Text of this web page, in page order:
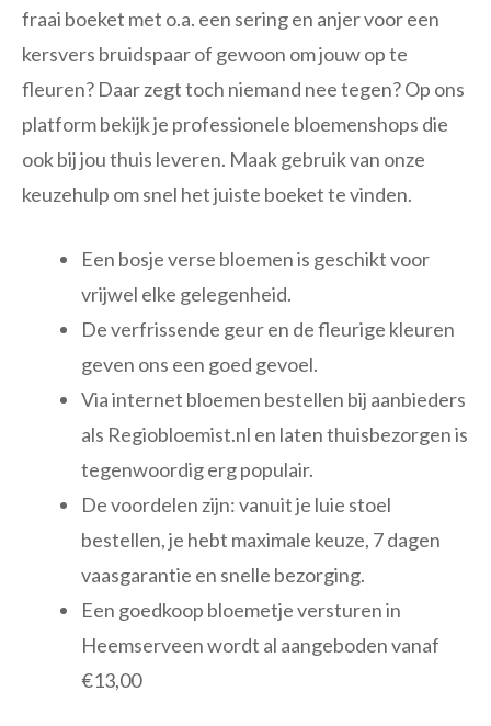
fraai boeket met o.a. een sering en anjer voor een
kersvers bruidspaar of gewoon om jouw op te
fleuren? Daar zegt toch niemand nee tegen? Op ons
platform bekijk je professionele bloemenshops die
ook bij jou thuis leveren. Maak gebruik van onze
keuzehulp om snel het juiste boeket te vinden.
Een bosje verse bloemen is geschikt voor
vrijwel elke gelegenheid.
De verfrissende geur en de fleurige kleuren
geven ons een goed gevoel.
Via internet bloemen bestellen bij aanbieders
als Regiobloemist.nl en laten thuisbezorgen is
tegenwoordig erg populair.
De voordelen zijn: vanuit je luie stoel
bestellen, je hebt maximale keuze, 7 dagen
vaasgarantie en snelle bezorging.
Een goedkoop bloemetje versturen in
Heemserveen wordt al aangeboden vanaf
€13,00